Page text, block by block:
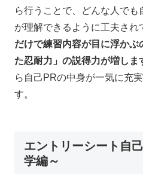
ら行うことで、どんな人で
が理解できるように工夫され
だけで練習内容が目に浮か
た忍耐力」の説得力が増しま
ら自己PRの中身が一気に充
す。
エントリーシート自
学編～